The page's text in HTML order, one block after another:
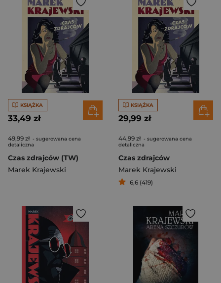
KSIĄŻKA
33,49 zł
49,99 zł - sugerowana cena
detaliczna
Czas zdrajców (TW)
Marek Krajewski
KSIĄŻKA
29,99 zł
44,99 zł - sugerowana cena
detaliczna
Czas zdrajców
Marek Krajewski
6,6 (419)